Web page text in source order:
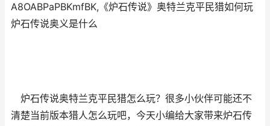
A8OABPaPBKmfBK,《炉石传说》奥特兰克平民猎如何玩
炉石传说奥义是什么
炉石传说奥特兰克平民猎怎么玩？很多小伙伴可能还不
清楚当前版本猎人怎么玩吧，今天小编给大家带来炉石传